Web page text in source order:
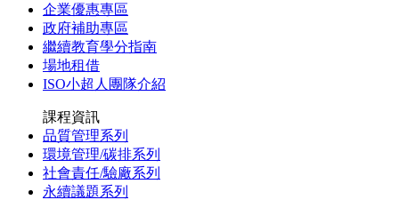
企業優惠專區
政府補助專區
繼續教育學分指南
場地租借
ISO小超人團隊介紹
課程資訊
品質管理系列
環境管理/碳排系列
社會責任/驗廠系列
永續議題系列